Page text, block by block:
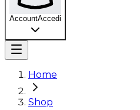
AccountAccedi
Home
Shop